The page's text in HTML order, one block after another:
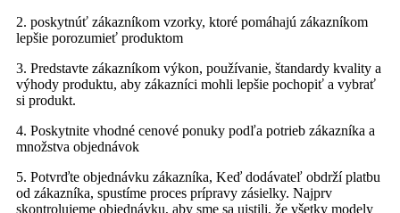
2. poskytnúť zákazníkom vzorky, ktoré pomáhajú zákazníkom
lepšie porozumieť produktom
3. Predstavte zákazníkom výkon, používanie, štandardy kvality a
výhody produktu, aby zákazníci mohli lepšie pochopiť a vybrať
si produkt.
4. Poskytnite vhodné cenové ponuky podľa potrieb zákazníka a
množstva objednávok
5. Potvrďte objednávku zákazníka, Keď dodávateľ obdrží platbu
od zákazníka, spustíme proces prípravy zásielky. Najprv
skontrolujeme objednávku, aby sme sa uistili, že všetky modely